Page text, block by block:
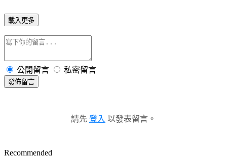
載入更多
公開留言 私密留言
發佈留言
請先 登入 以發表留言。
Recommended